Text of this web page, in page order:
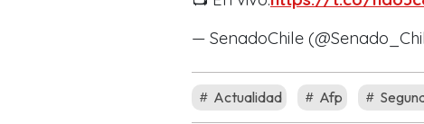
— SenadoChile
Actualidad Afp